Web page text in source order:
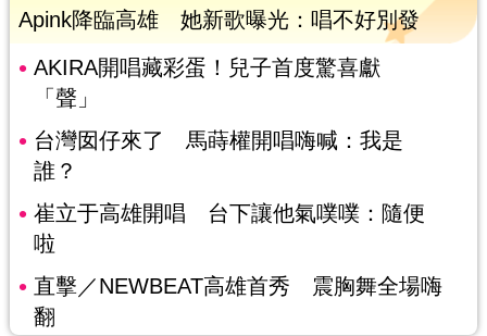
Apink降臨高雄 她新歌曝光：唱不好別發
AKIRA開唱藏彩蛋！兒子首度驚喜獻
「聲」
台灣囡仔來了 馬蒔權開唱嗨喊：我是
誰？
崔立于高雄開唱 台下讓他氣噗噗：隨便
啦
直擊／NEWBEAT高雄首秀 震胸舞全場嗨
翻